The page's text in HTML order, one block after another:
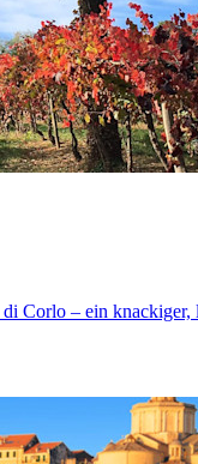
Corlo – ein knackiger,